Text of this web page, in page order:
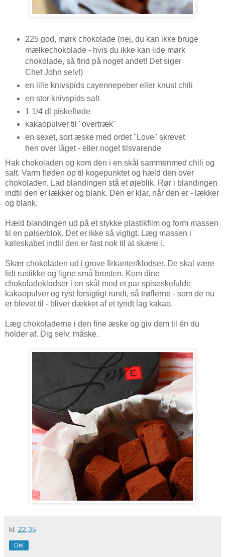
225 god, mørk chokolade (nej, du kan ikke bruge
mælkechokolade - hvis du ikke kan lide mørk
chokolade, så find på noget andet! Det siger
Chef John selv!)
en lille knivspids cayennepeber eller knust chili
en stor knivspids salt
1 1/4 dl piskefløde
kakaopulver til "overtræk"
en sexet, sort æske med ordet "Love" skrevet
hen over låget - eller noget tilsvarende
Hak chokoladen og kom den i en skål sammenmed chili og
salt. Varm fløden op til kogepunktet og hæld den over
chokoladen. Lad blandingen stå et øjeblik. Rør i blandingen
indtil den er lækker og blank. Den er klar, når den er - lækker
og blank.
Hæld blandingen ud på et stykke plastikfilm og form massen
til en pølse/blok. Det er ikke så vigtigt. Læg massen i
køleskabet indtil den er fast nok til at skære i.
Skær chokoladen ud i grove firkanter/klodser. De skal være
lidt rustikke og ligne små brosten. Kom dine
chokoladeklodser i en skål med et par spiseskefulde
kakaopulver og ryst forsigtigt rundt, så trøflerne - som de nu
er blevet til - bliver dækket af et tyndt lag kakao.
Læg chokoladerne i den fine æske og giv dem til én du
holder af. Dig selv, måske.
kl. 22.35
Del